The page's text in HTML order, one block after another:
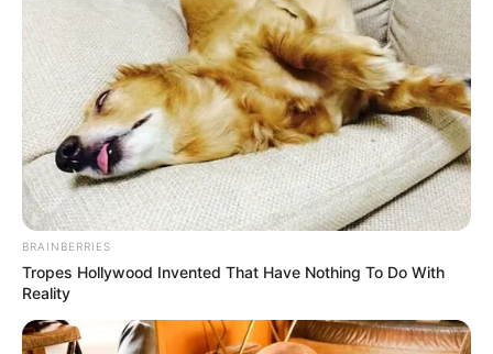
BRAINBERRIES
Tropes Hollywood Invented That Have Nothing To Do With
Reality